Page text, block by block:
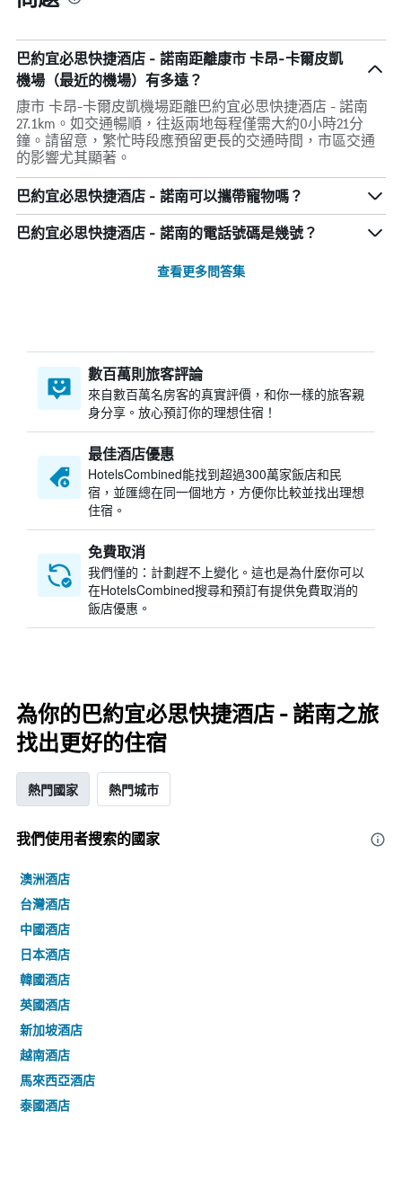
巴約宜必思快捷酒店 - 諾南距離康市 卡昂-卡爾皮凱
機場（最近的機場）有多遠？
康市 卡昂-卡爾皮凱機場距離巴約宜必思快捷酒店 - 諾南
27.1km。如交通暢順，往返兩地每程僅需大約0小時21分
鐘。請留意，繁忙時段應預留更長的交通時間，市區交通
的影響尤其顯著。
巴約宜必思快捷酒店 - 諾南可以攜帶寵物嗎？
巴約宜必思快捷酒店 - 諾南的電話號碼是幾號？
查看更多問答集
數百萬則旅客評論
來自數百萬名房客的真實評價，和你一樣的旅客親
身分享。放心預訂你的理想住宿！
最佳酒店優惠
HotelsCombined​能找到超過300萬家飯店和民
宿，並匯總在同一個地方，方便你比較並找出理想
住宿。
免費取消
我們懂的：計劃趕不上變化。這也是為什麼你可以
在HotelsCombined搜尋和預訂有提供免費取消的
飯店優惠。
為你的巴約宜必思快捷酒店 - 諾南之旅
找出更好的住宿
熱門國家 熱門城市
我們使用者搜索的國家
澳洲酒店
台灣酒店
中國酒店
日本酒店
韓國酒店
英國酒店
新加坡酒店
越南酒店
馬來西亞酒店
泰國酒店